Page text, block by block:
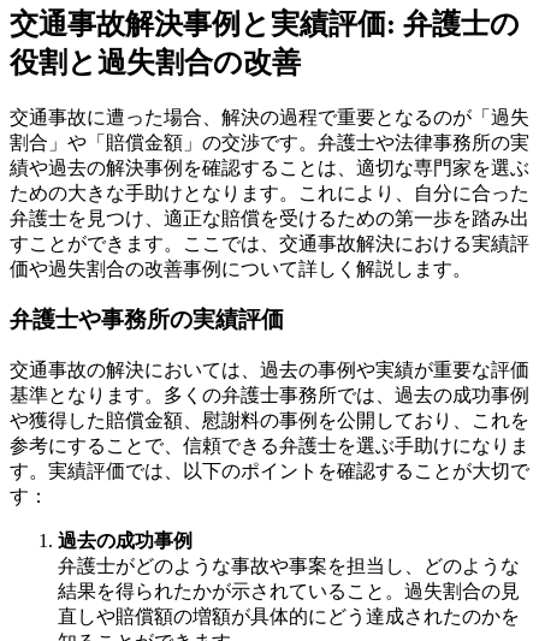
交通事故解決事例と実績評価: 弁護士の
役割と過失割合の改善
交通事故に遭った場合、解決の過程で重要となるのが「過失
割合」や「賠償金額」の交渉です。弁護士や法律事務所の実
績や過去の解決事例を確認することは、適切な専門家を選ぶ
ための大きな手助けとなります。これにより、自分に合った
弁護士を見つけ、適正な賠償を受けるための第一歩を踏み出
すことができます。ここでは、交通事故解決における実績評
価や過失割合の改善事例について詳しく解説します。
弁護士や事務所の実績評価
交通事故の解決においては、過去の事例や実績が重要な評価
基準となります。多くの弁護士事務所では、過去の成功事例
や獲得した賠償金額、慰謝料の事例を公開しており、これを
参考にすることで、信頼できる弁護士を選ぶ手助けになりま
す。実績評価では、以下のポイントを確認することが大切で
す：
過去の成功事例
弁護士がどのような事故や事案を担当し、どのような
結果を得られたかが示されていること。過失割合の見
直しや賠償額の増額が具体的にどう達成されたのかを